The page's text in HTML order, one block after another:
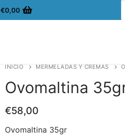
€0,00
INICIO MERMELADAS Y CREMAS
Ovomaltina
€58,00
Ovomaltina 35gr